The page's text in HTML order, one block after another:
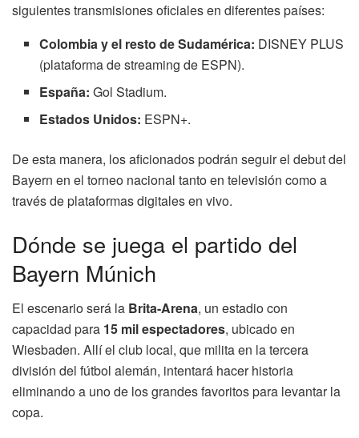
siguientes transmisiones oficiales en diferentes países:
Colombia y el resto de Sudamérica: DISNEY PLUS
(plataforma de streaming de ESPN).
España: Gol Stadium.
Estados Unidos: ESPN+.
De esta manera, los aficionados podrán seguir el debut del
Bayern en el torneo nacional tanto en televisión como a
través de plataformas digitales en vivo.
Dónde se juega el partido del
Bayern Múnich
El escenario será la Brita-Arena, un estadio con
capacidad para 15 mil espectadores, ubicado en
Wiesbaden. Allí el club local, que milita en la tercera
división del fútbol alemán, intentará hacer historia
eliminando a uno de los grandes favoritos para levantar la
copa.